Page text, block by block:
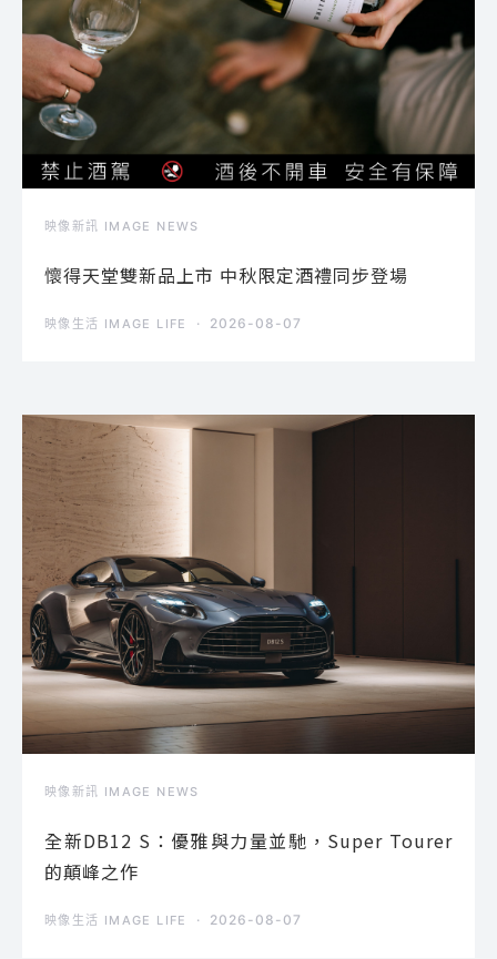
映像新訊 IMAGE NEWS
懷得天堂雙新品上市 中秋限定酒禮同步登場
映像生活 IMAGE LIFE 2026-08-07
映像新訊 IMAGE NEWS
全新DB12 S：優雅與力量並馳，Super Tourer
的顛峰之作
映像生活 IMAGE LIFE 2026-08-07